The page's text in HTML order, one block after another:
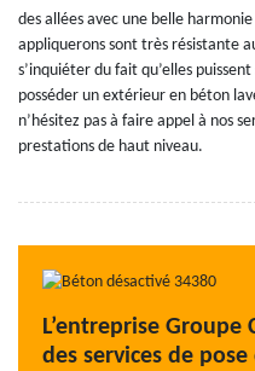
des allées avec une belle
appliquerons sont très résistante
s’inquiéter du fait qu’elles
posséder un extérieur en béton
n’hésitez pas à faire appel à nos
prestations de haut niveau.
L’entreprise Groupe
des services de